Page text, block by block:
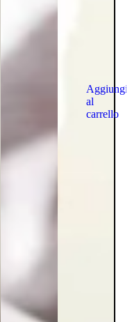
Aggiungi
al
carrello